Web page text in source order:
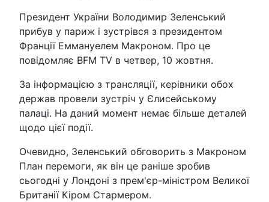
Президент України Володимир Зеленський
прибув у париж і зустрівся з президентом
Франції Еммануелем Макроном. Про це
повідомляє BFM TV в четвер, 10 жовтня.
За інформацією з трансляції, керівники обох
держав провели зустріч у Єлисейському
палаці. На даний момент немає більше деталей
щодо цієї події.
Очевидно, Зеленський обговорить з Макроном
План перемоги, як він це раніше зробив
сьогодні у Лондоні з прем'єр-міністром Великої
Британії Кіром Стармером.